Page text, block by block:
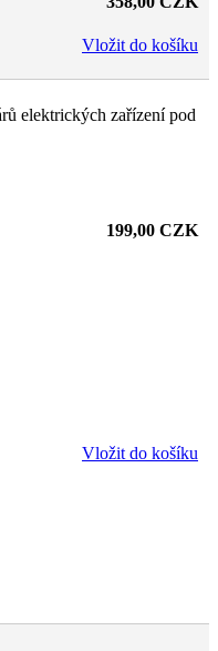
Vložit do košíku
elektrických zařízení pod
199,00 CZK
Vložit do košíku